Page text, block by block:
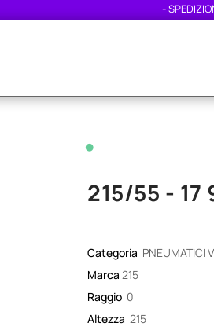
- SPEDIZIONE
•
215/55 - 17
Categoria PNEUMATICI
Marca 215
Raggio 0
Altezza 215